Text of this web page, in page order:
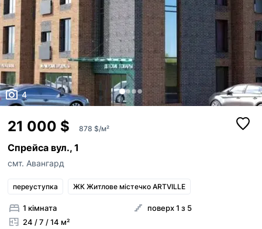
4
21 000 $ 878 $/м²
Спрейса вул., 1
смт. Авангард
переуступка ЖК Житлове містечко ARTVILLE
1 кімната
24 / 7 / 14 м²
поверх 1 з 5